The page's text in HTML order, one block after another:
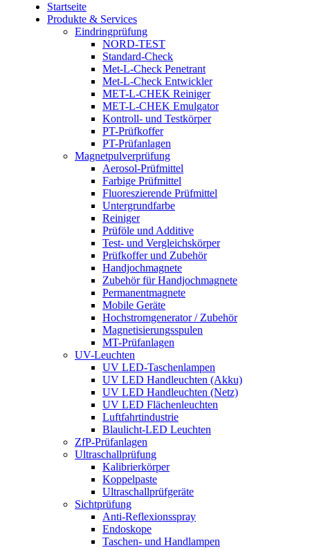
Startseite
Produkte & Services
Eindringprüfung
NORD-TEST
Standard-Check
Met-L-Check Penetrant
Met-L-Check Entwickler
MET-L-CHEK Reiniger
MET-L-CHEK Emulgator
Kontroll- und Testkörper
PT-Prüfkoffer
PT-Prüfanlagen
Magnetpulverprüfung
Aerosol-Prüfmittel
Farbige Prüfmittel
Fluoreszierende Prüfmittel
Untergrundfarbe
Reiniger
Prüföle und Additive
Test- und Vergleichskörper
Prüfkoffer und Zubehör
Handjochmagnete
Zubehör für Handjochmagnete
Permanentmagnete
Mobile Geräte
Hochstrom­generator / Zubehör
Magnetisierungs­spulen
MT-Prüfanlagen
UV-Leuchten
UV LED-Taschenlampen
UV LED Handleuchten (Akku)
UV LED Handleuchten (Netz)
UV LED Flächenleuchten
Luftfahrt­industrie
Blaulicht-LED Leuchten
ZfP-Prüfanlagen
Ultraschallprüfung
Kalibrierkörper
Koppelpaste
Ultraschallprüfgeräte
Sichtprüfung
Anti-Reflexionsspray
Endoskope
Taschen- und Handlampen